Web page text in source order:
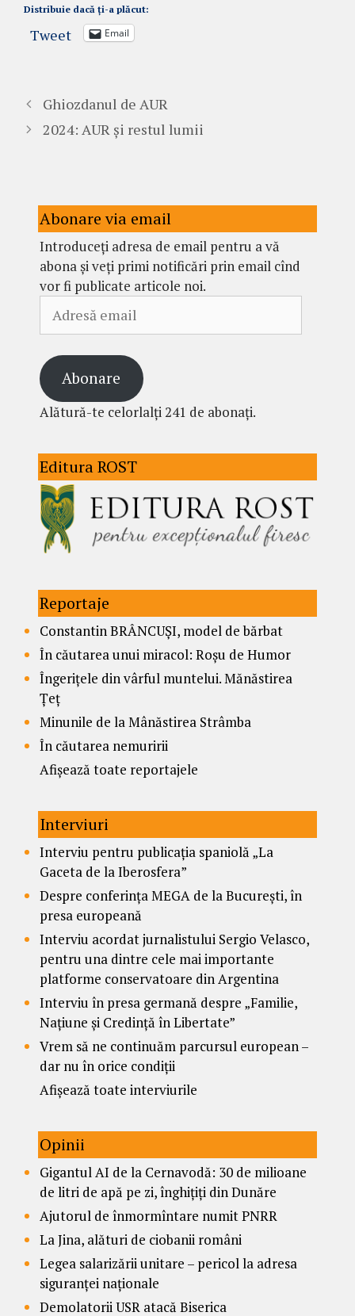
Distribuie dacă ți-a plăcut:
Tweet Email
Ghiozdanul de AUR
2024: AUR și restul lumii
Abonare via email
Introduceți adresa de email pentru a vă
abona și veți primi notificări prin email cînd
vor fi publicate articole noi.
email
Abonare
Alătură-te celorlalți 241 de abonați.
Editura ROST
Reportaje
Constantin BRÂNCUȘI, model de bărbat
În căutarea unui miracol: Roșu de Humor
Îngerițele din vârful muntelui. Mănăstirea
Țeț
Minunile de la Mânăstirea Strâmba
În căutarea nemuririi
Afișează toate reportajele
Interviuri
Interviu pentru publicația spaniolă „La
Gaceta de la Iberosfera”
Despre conferința MEGA de la București, în
presa europeană
Interviu acordat jurnalistului Sergio Velasco,
pentru una dintre cele mai importante
platforme conservatoare din Argentina
Interviu în presa germană despre „Familie,
Națiune și Credință în Libertate”
Vrem să ne continuăm parcursul european –
dar nu în orice condiții
Afișează toate interviurile
Opinii
Gigantul AI de la Cernavodă: 30 de milioane
de litri de apă pe zi, înghițiți din Dunăre
Ajutorul de înmormîntare numit PNRR
La Jina, alături de ciobanii români
Legea salarizării unitare – pericol la adresa
siguranței naționale
Demolatorii USR atacă Biserica